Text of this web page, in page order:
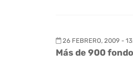
26 FEBRERO, 2009 -
Más de 900